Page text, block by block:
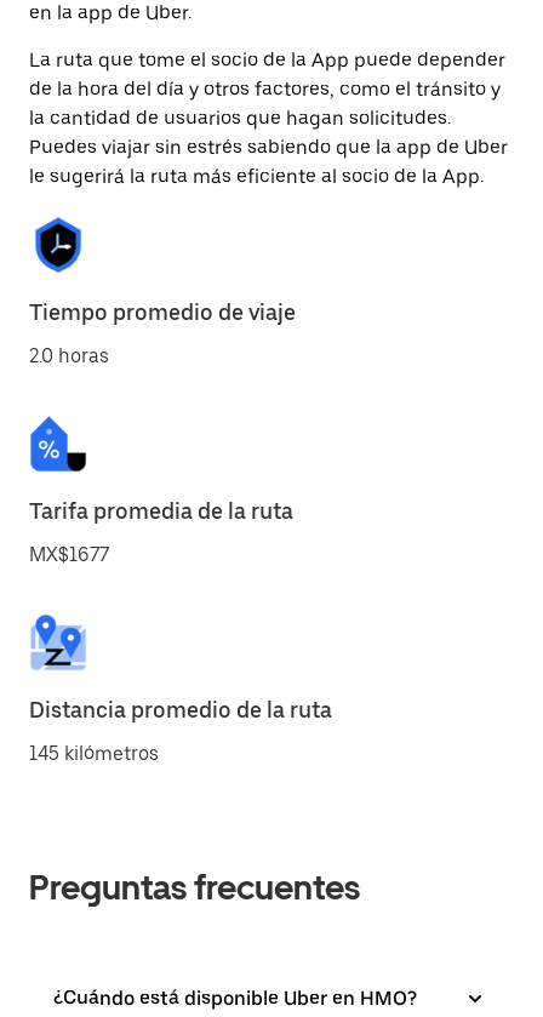
en la app de Uber.
La ruta que tome el socio de la App puede depender
de la hora del día y otros factores, como el tránsito y
la cantidad de usuarios que hagan solicitudes.
Puedes viajar sin estrés sabiendo que la app de Uber
le sugerirá la ruta más eficiente al socio de la App.
Tiempo promedio de viaje
2.0 horas
Tarifa promedia de la ruta
MX$1677
Distancia promedio de la ruta
145 kilómetros
Preguntas frecuentes
¿Cuándo está disponible Uber en HMO?